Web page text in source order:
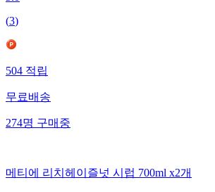
(3)
504적립
무료배송
274명구매중
메티에 리치헤이즐넛 시럽 700ml x2개